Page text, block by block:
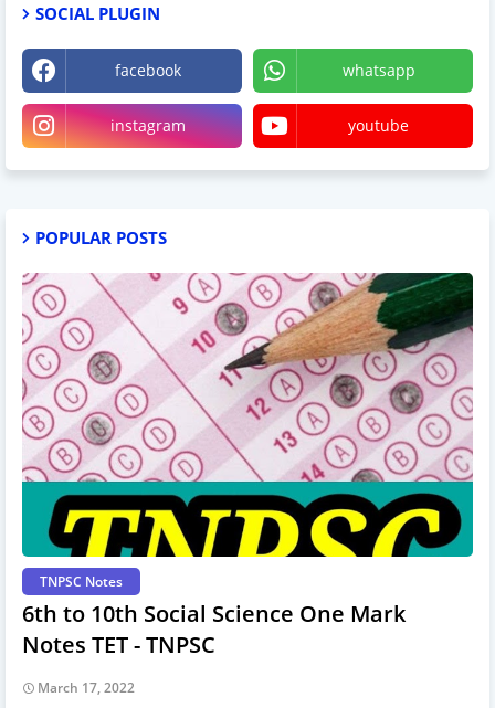
SOCIAL PLUGIN
facebook whatsapp
instagram youtube
POPULAR POSTS
TNPSC Notes
6th to 10th Social Science One Mark
Notes TET - TNPSC
March 17, 2022